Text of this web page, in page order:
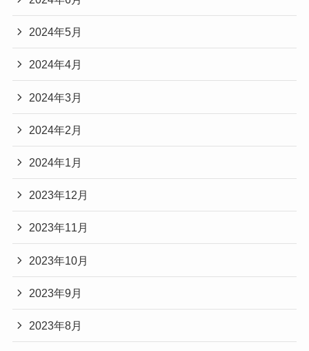
2024年5月
2024年4月
2024年3月
2024年2月
2024年1月
2023年12月
2023年11月
2023年10月
2023年9月
2023年8月